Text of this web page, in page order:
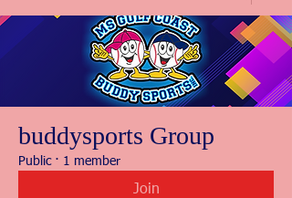
buddysports Group
Public · 1 member
Join